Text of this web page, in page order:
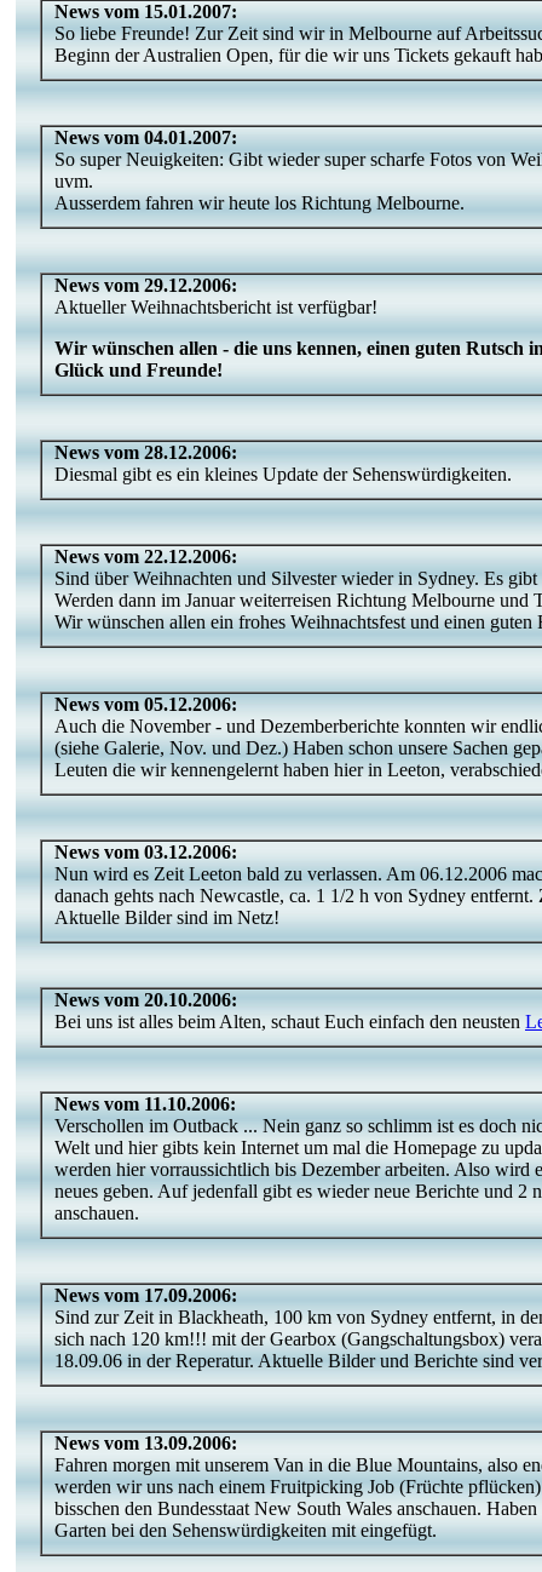
News vom 15.01.2007:
So liebe Freunde! Zur Zeit sind wir in Melbourne auf
Beginn der Australien Open, für die wir uns Tickets gekauft
News vom 04.01.2007:
So super Neuigkeiten: Gibt wieder super scharfe Fotos von
uvm.
Ausserdem fahren wir heute los Richtung Melbourne.
News vom 29.12.2006:
Aktueller Weihnachtsbericht ist verfügbar!
Wir wünschen allen - die uns kennen, einen guten Rutsch
Glück und Freunde!
News vom 28.12.2006:
Diesmal gibt es ein kleines Update der Sehenswürdigkeiten.
News vom 22.12.2006:
Sind über Weihnachten und Silvester wieder in Sydney. Es
Werden dann im Januar weiterreisen Richtung Melbourne und
Wir wünschen allen ein frohes Weihnachtsfest und einen guten
News vom 05.12.2006:
Auch die November - und Dezemberberichte konnten wir
(siehe Galerie, Nov. und Dez.) Haben schon unsere Sachen
Leuten die wir kennengelernt haben hier in Leeton,
News vom 03.12.2006:
Nun wird es Zeit Leeton bald zu verlassen. Am 06.12.2006
danach gehts nach Newcastle, ca. 1 1/2 h von Sydney
Aktuelle Bilder sind im Netz!
News vom 20.10.2006:
Bei uns ist alles beim Alten, schaut Euch einfach den neusten
News vom 11.10.2006:
Verschollen im Outback ... Nein ganz so schlimm ist es doch
Welt und hier gibts kein Internet um mal die Homepage zu
werden hier vorraussichtlich bis Dezember arbeiten. Also wird
neues geben. Auf jedenfall gibt es wieder neue Berichte und 2
anschauen.
News vom 17.09.2006:
Sind zur Zeit in Blackheath, 100 km von Sydney entfernt, in
sich nach 120 km!!! mit der Gearbox (Gangschaltungsbox)
18.09.06 in der Reperatur. Aktuelle Bilder und Berichte sind
News vom 13.09.2006:
Fahren morgen mit unserem Van in die Blue Mountains, also
werden wir uns nach einem Fruitpicking Job (Früchte
bisschen den Bundesstaat New South Wales anschauen.
Garten bei den Sehenswürdigkeiten mit eingefügt.